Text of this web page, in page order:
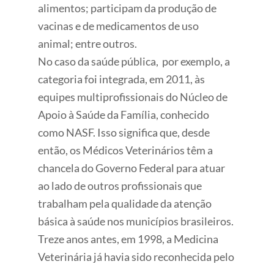
alimentos; participam da produção de
vacinas e de medicamentos de uso
animal; entre outros.
No caso da saúde pública, por exemplo, a
categoria foi integrada, em 2011, às
equipes multiprofissionais do Núcleo de
Apoio à Saúde da Família, conhecido
como NASF. Isso significa que, desde
então, os Médicos Veterinários têm a
chancela do Governo Federal para atuar
ao lado de outros profissionais que
trabalham pela qualidade da atenção
básica à saúde nos municípios brasileiros.
Treze anos antes, em 1998, a Medicina
Veterinária já havia sido reconhecida pelo